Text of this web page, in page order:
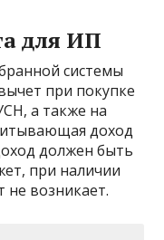
для ИП
системы
при покупке
а также на
доход
должен быть
при наличии
не возникает.